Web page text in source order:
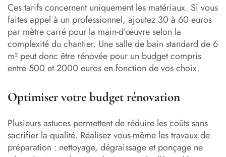
Ces tarifs concernent uniquement les matériaux. Si vous
faites appel à un professionnel, ajoutez 30 à 60 euros
par mètre carré pour la main-d’œuvre selon la
complexité du chantier. Une salle de bain standard de 6
m² peut donc être rénovée pour un budget compris
entre 500 et 2000 euros en fonction de vos choix.
Optimiser votre budget rénovation
Plusieurs astuces permettent de réduire les coûts sans
sacrifier la qualité. Réalisez vous-même les travaux de
préparation : nettoyage, dégraissage et ponçage ne